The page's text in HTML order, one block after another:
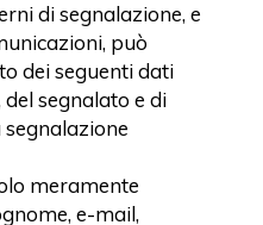
di segnalazione, e
può
dei seguenti dati
segnalato e di
meramente
e-mail,